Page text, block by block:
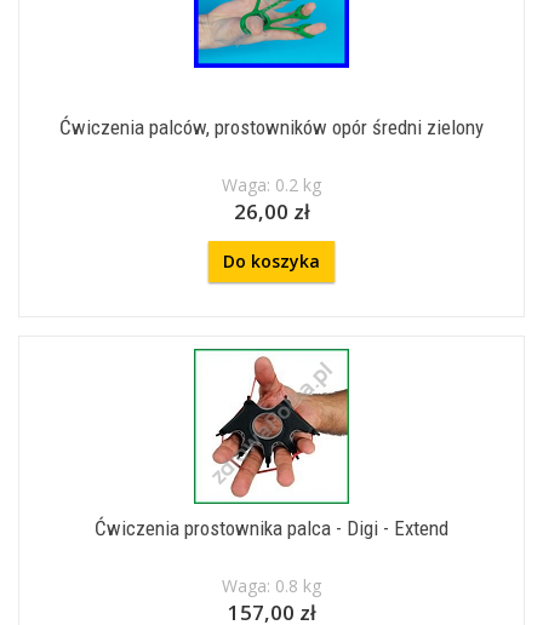
Ćwiczenia palców, prostowników opór średni zielony
Waga: 0.2 kg
26,00 zł
Do koszyka
Ćwiczenia prostownika palca - Digi - Extend
Waga: 0.8 kg
157,00 zł